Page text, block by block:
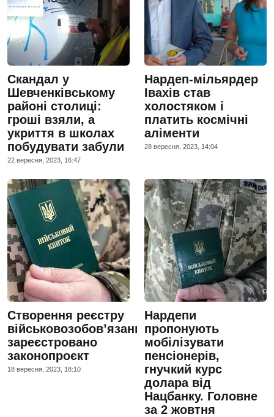
Скандал у
Шевченківському
районі столиці:
гроші взяли, а
укриття в школах
побудувати забули
22 вересня, 2023, 16:47
Нардеп-мільярдер
Івахів став
холостяком і
платить космічні
аліменти
28 вересня, 2023, 14:04
Створення реєстру
військовозобов’язаних:
зареєстровано
законопроєкт
18 вересня, 2023, 18:10
Нардепи
пропонують
мобілізувати
пенсіонерів,
гнучкий курс
долара від
Нацбанку. Головне
за 2 жовтня